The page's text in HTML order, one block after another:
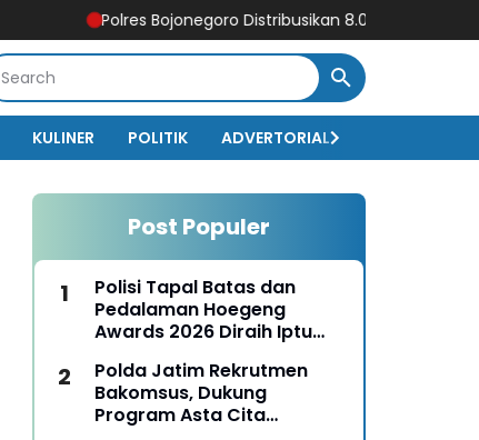
Polres Bojonegoro Distribusikan 8.000 Liter Air Bersih
KULINER POLITIK ADVERTORIAL
Post Populer
Polisi Tapal Batas dan
Pedalaman Hoegeng
Awards 2026 Diraih Iptu
Pengabdian Humanis di
Nduga
Polda Jatim Rekrutmen
Bakomsus, Dukung
Program Asta Cita